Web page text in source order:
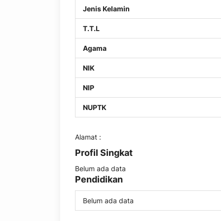
Jenis Kelamin
T.T.L
Agama
NIK
NIP
NUPTK
Alamat :
Profil Singkat
Belum ada data
Pendidikan
Belum ada data